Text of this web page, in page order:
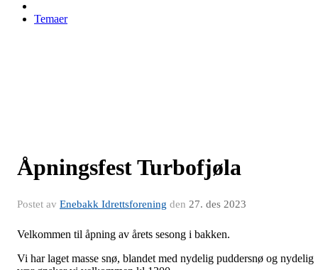
Temaer
Åpningsfest Turbofjøla
Postet av Enebakk Idrettsforening den 27. des 2023
Velkommen til åpning av årets sesong i bakken.
Vi har laget masse snø, blandet med nydelig puddersnø og nydelig